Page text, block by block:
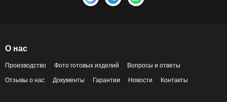
О нас
Производство Фото готовых изделий Вопросы и ответы
Отзывы о нас Документы Гарантии Новости Контакты